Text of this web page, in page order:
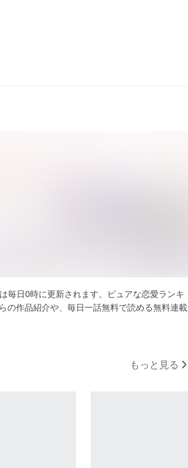
毎日0時に更新されます。ピュアな恋愛ランキ
の作品紹介や、毎日一話無料で読める無料連載
もっと見る